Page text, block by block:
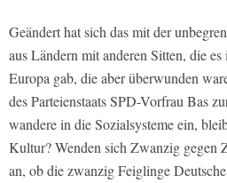
Geändert hat sich das mit der
aus Ländern mit anderen Sitten, die
Europa gab, die aber überwunden
des Parteienstaats SPD-Vorfrau Bas
wandere in die Sozialsysteme ein,
Kultur? Wenden sich Zwanzig gegen
an, ob die zwanzig Feiglinge